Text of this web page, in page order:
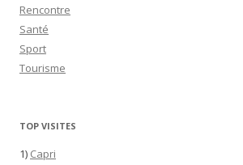
Rencontre
Santé
Sport
Tourisme
TOP VISITES
1) Capri